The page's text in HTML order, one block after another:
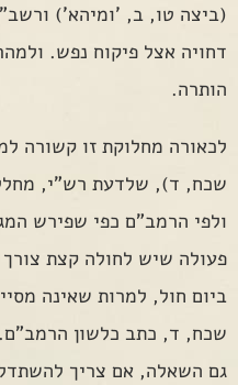
(ביצה טו, ב, 'ומיהא')
דחויה אצל פיקוח נפש.
הותרה.
לכאורה מחלוקת זו קשורה
שכח, ד), שלדעת רש"י,
ולפי הרמב"ם כפי שפירש
פעולה שיש לחולה קצת
ביום חול, למרות שאינה
שכח, ד, כתב כלשון הרמב"ם.
גם השאלה, אם צריך